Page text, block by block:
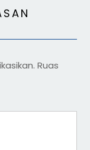
Ruas